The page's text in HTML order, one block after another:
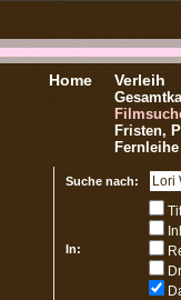
Home Verleih
Fristen,
Fernleihe
Suche nach:
In: